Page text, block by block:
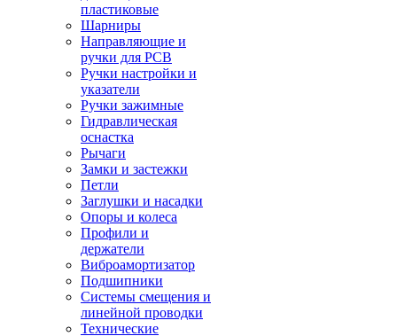
пластиковые
Шарниры
Направляющие и
ручки для PCB
Ручки настройки и
указатели
Ручки зажимные
Гидравлическая
оснастка
Рычаги
Замки и застежки
Петли
Заглушки и насадки
Опоры и колеса
Профили и
держатели
Виброамортизатор
Подшипники
Системы смещения и
линейной проводки
Технические